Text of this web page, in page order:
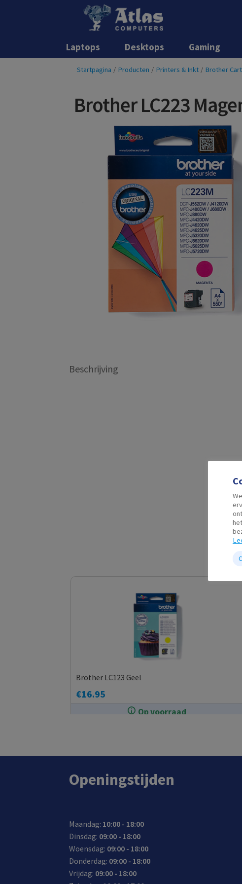
Laptops Desktops Gaming
Startpagina / Producten / Printers & Inkt / Brother
Brother LC223
Beschrijving
Op voorraad
Brother LC123 Geel
€16.95
Openingstijden
Maandag: 10:00 - 18:00
Dinsdag: 09:00 - 18:00
Woensdag: 09:00 - 18:00
Donderdag: 09:00 - 18:00
Vrijdag: 09:00 - 18:00